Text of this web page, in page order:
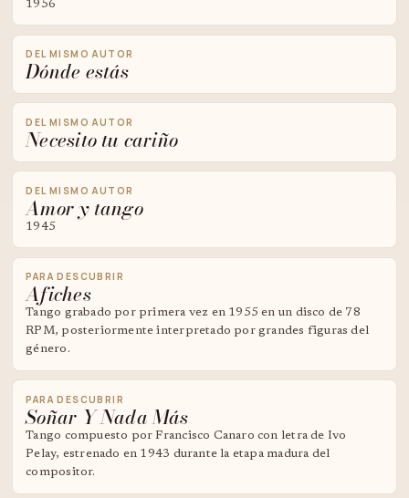
1956
DEL MISMO AUTOR
Dónde estás
DEL MISMO AUTOR
Necesito tu cariño
DEL MISMO AUTOR
Amor y tango
1945
PARA DESCUBRIR
Afiches
Tango grabado por primera vez en 1955 en un disco de 78
RPM, posteriormente interpretado por grandes figuras del
género.
PARA DESCUBRIR
Soñar Y Nada Más
Tango compuesto por Francisco Canaro con letra de Ivo
Pelay, estrenado en 1943 durante la etapa madura del
compositor.